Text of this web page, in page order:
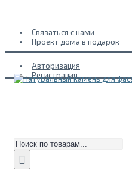
Связаться с нами
Проект дома в подарок
Авторизация
Регистрация